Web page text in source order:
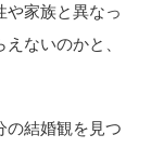
や家族と異なっ
ないのかと、
の結婚観を見つ